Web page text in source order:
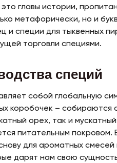
главы истории,
метафорически, но и
и специи для тыквенных
торговли специями.
специй
собой глобальную
коробочек – собираются
орех, так и
питательным
для ароматных
дарят нам свою